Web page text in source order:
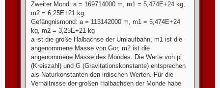
Zweiter Mond: a = 169714000 m, m1 = 5,474E+24 kg,
m2 = 6,25E+21 kg
Gefängnismond: a = 113142000 m, m1 = 5,474E+24
kg, m2 = 3,25E+21 kg
a ist die große Halbachse der Umlaufbahn, m1 ist die
angenommene Masse von Gor, m2 ist die
angenommene Masse des Mondes. Die Werte von pi
(Kreiszahl) und G (Gravitationskonstante) entsprechen
als Naturkonstanten den irdischen Werten. Für die
Verhältnisse der großen Halbachsen der Monde habe